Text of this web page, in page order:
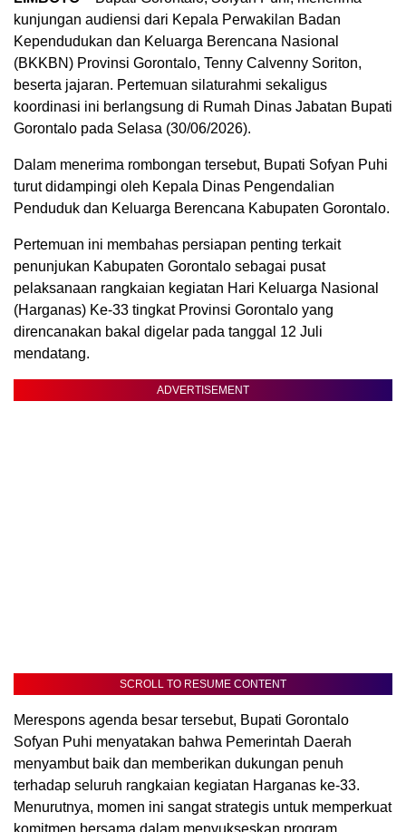
kunjungan audiensi dari Kepala Perwakilan Badan
Kependudukan dan Keluarga Berencana Nasional
(BKKBN) Provinsi Gorontalo, Tenny Calvenny Soriton,
beserta jajaran. Pertemuan silaturahmi sekaligus
koordinasi ini berlangsung di Rumah Dinas Jabatan Bupati
Gorontalo pada Selasa (30/06/2026).
Dalam menerima rombongan tersebut, Bupati Sofyan Puhi
turut didampingi oleh Kepala Dinas Pengendalian
Penduduk dan Keluarga Berencana Kabupaten Gorontalo.
Pertemuan ini membahas persiapan penting terkait
penunjukan Kabupaten Gorontalo sebagai pusat
pelaksanaan rangkaian kegiatan Hari Keluarga Nasional
(Harganas) Ke-33 tingkat Provinsi Gorontalo yang
direncanakan bakal digelar pada tanggal 12 Juli
mendatang.
ADVERTISEMENT
SCROLL TO RESUME CONTENT
Merespons agenda besar tersebut, Bupati Gorontalo
Sofyan Puhi menyatakan bahwa Pemerintah Daerah
menyambut baik dan memberikan dukungan penuh
terhadap seluruh rangkaian kegiatan Harganas ke-33.
Menurutnya, momen ini sangat strategis untuk memperkuat